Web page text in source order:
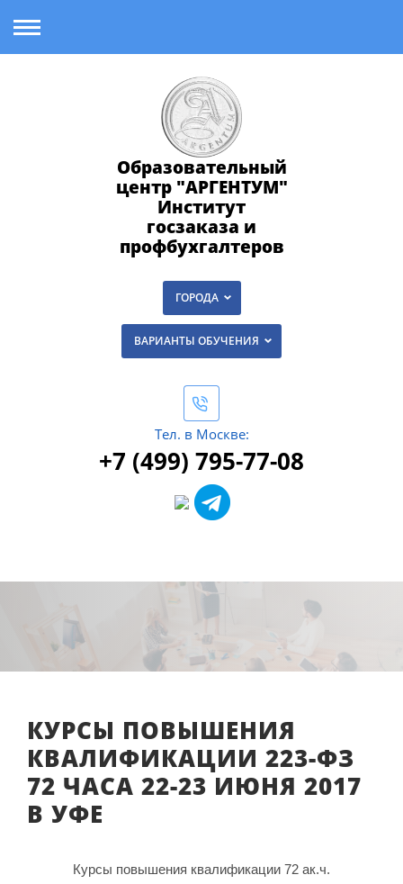
Образовательный
центр "АРГЕНТУМ"
Институт
госзаказа и
профбухгалтеров
ГОРОДА
ВАРИАНТЫ ОБУЧЕНИЯ
Тел. в Москве:
+7 (499) 795-77-08
КУРСЫ ПОВЫШЕНИЯ
КВАЛИФИКАЦИИ 223-ФЗ
72 ЧАСА 22-23 ИЮНЯ 2017
В УФЕ
Курсы повышения квалификации 72 ак.ч.